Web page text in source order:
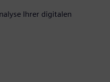
Ihrer digitalen